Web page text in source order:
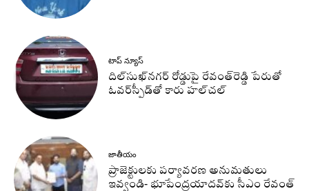
టాప్ న్యూస్
దిల్‌సుఖ్‌నగర్‌ రోడ్డుపై రేవంత్‌రెడ్డి పేరుతో
ఓవర్‌స్పీడ్‌తో కారు హల్‌చల్‌
జాతీయం
ప్రాజెక్టులకు పర్యావరణ అనుమతులు
ఇవ్వండి- భూపేంద్రయాదవ్‌కు సీఎం రేవంత్‌